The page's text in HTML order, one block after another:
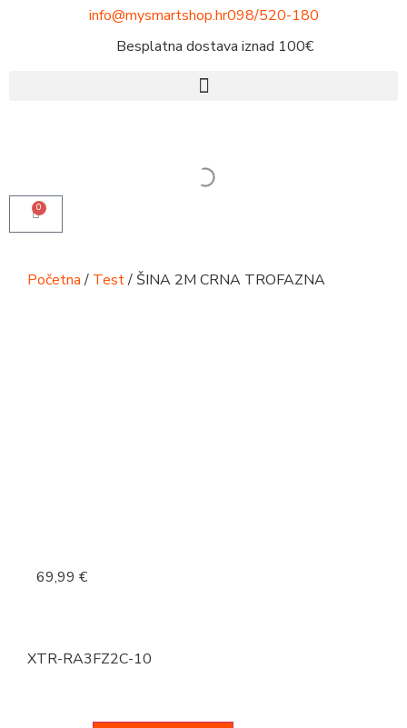
info@mysmartshop.hr098/520-180
Besplatna dostava iznad 100€
0
Početna/ Test/ ŠINA 2M CRNA TROFAZNA
69,99 €
XTR-RA3FZ2C-10